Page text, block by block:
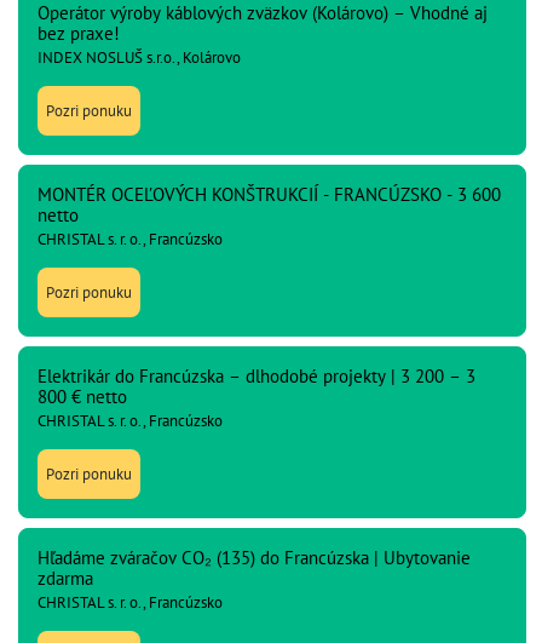
Operátor výroby káblových zväzkov (Kolárovo) – Vhodné aj
bez praxe!
INDEX NOSLUŠ s.r.o., Kolárovo
Pozri ponuku
MONTÉR OCEĽOVÝCH KONŠTRUKCIÍ - FRANCÚZSKO - 3 600
netto
CHRISTAL s. r. o., Francúzsko
Pozri ponuku
Elektrikár do Francúzska – dlhodobé projekty | 3 200 – 3
800 € netto
CHRISTAL s. r. o., Francúzsko
Pozri ponuku
Hľadáme zváračov CO₂ (135) do Francúzska | Ubytovanie
zdarma
CHRISTAL s. r. o., Francúzsko